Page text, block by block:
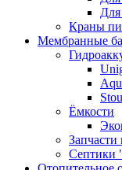
Краны
Мембранные
Ёмкости
Септики